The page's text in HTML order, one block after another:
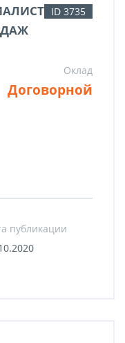
ID 3735
Оклад
Договорной
публикации